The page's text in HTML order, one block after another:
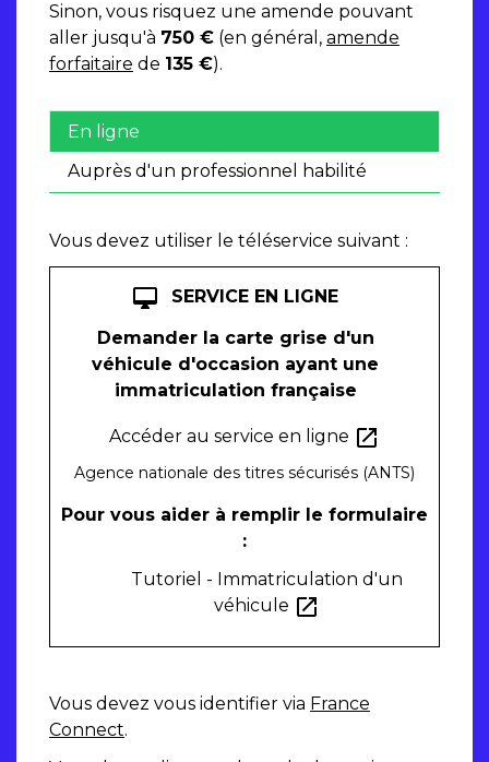
Sinon, vous risquez une amende pouvant
aller jusqu'à 750 € (en général, amende
forfaitaire de 135 €).
En ligne
Auprès d'un professionnel habilité
Vous devez utiliser le téléservice suivant :
desktop_mac
SERVICE EN LIGNE
Demander la carte grise d'un
véhicule d'occasion ayant une
immatriculation française
Accéder au service en ligne open_in_new
Agence nationale des titres sécurisés (ANTS)
Pour vous aider à remplir le formulaire
:
Tutoriel - Immatriculation d'un
véhicule open_in_new
Vous devez vous identifier via France
Connect.